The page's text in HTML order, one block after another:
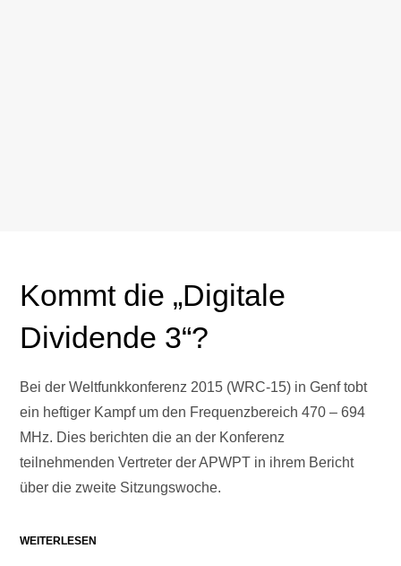
Kommt die „Digitale
Dividende 3“?
Bei der Weltfunkkonferenz 2015 (WRC-15) in Genf tobt
ein heftiger Kampf um den Frequenzbereich 470 – 694
MHz. Dies berichten die an der Konferenz
teilnehmenden Vertreter der APWPT in ihrem Bericht
über die zweite Sitzungswoche.
WEITERLESEN